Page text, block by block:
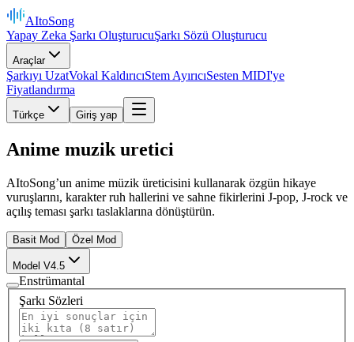
AItoSong
Yapay Zeka Şarkı OluşturucuŞarkı Sözü Oluşturucu
Araçlar
Şarkıyı UzatVokal KaldırıcıStem AyırıcıSesten MIDI'ye
Fiyatlandırma
Türkçe Giriş yap
Anime muzik uretici
AItoSong’un anime müzik üreticisini kullanarak özgün hikaye
vuruşlarını, karakter ruh hallerini ve sahne fikirlerini J-pop, J-rock ve
açılış teması şarkı taslaklarına dönüştürün.
Basit Mod Özel Mod
Model V4.5
Enstrümantal
Şarkı Sözleri